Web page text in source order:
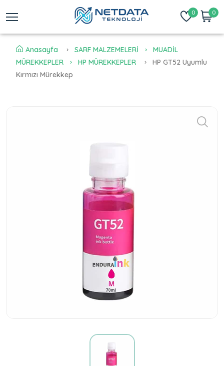
0 0
Anasayfa SARF MALZEMELERİ
MUADİL
MÜREKKEPLER
HP MÜREKKEPLER
HP GT52 Uyumlu
Kırmızı Mürekkep